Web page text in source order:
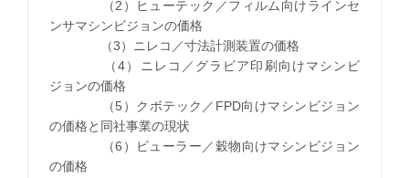
（2）ヒューテック／フィルム向けラインセ
ンサマシンビジョンの価格
（3）ニレコ／寸法計測装置の価格
（4）ニレコ／グラビア印刷向けマシンビ
ジョンの価格
（5）クボテック／FPD向けマシンビジョン
の価格と同社事業の現状
（6）ビューラー／穀物向けマシンビジョン
の価格